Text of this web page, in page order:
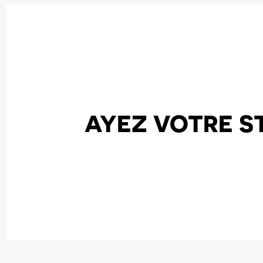
AYEZ VOTRE